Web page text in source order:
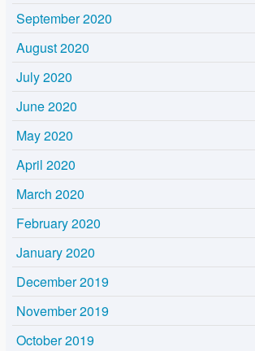
September 2020
August 2020
July 2020
June 2020
May 2020
April 2020
March 2020
February 2020
January 2020
December 2019
November 2019
October 2019